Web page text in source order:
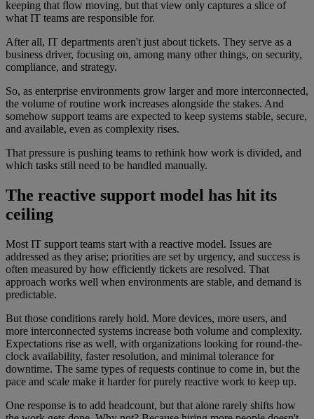
keeping that flow moving, but that view only captures a slice of
what IT teams are responsible for.
After all, IT departments aren't just about tickets. They serve as a
business driver, focusing on, among many other things, on security,
compliance, and strategy.
So, as enterprise environments grow larger and more interconnected,
the volume of routine work increases alongside the stakes. And
somehow support teams are expected to keep systems stable, secure,
and available, even as complexity rises.
That pressure is pushing teams to rethink how work is divided, and
which tasks still need to be handled manually.
The reactive support model has hit its
ceiling
Most IT support teams start with a reactive model. Issues are
addressed as they arise; priorities are set by urgency, and success is
often measured by how efficiently tickets are resolved. That
approach works well when environments are stable, and demand is
predictable.
But those conditions rarely hold. More devices, more users, and
more interconnected systems increase both volume and complexity.
Expectations rise as well, with organizations looking for round-the-
clock availability, faster resolution, and minimal tolerance for
downtime. The same types of requests continue to come in, but the
pace and scale make it harder for purely reactive work to keep up.
One response is to add headcount, but that alone rarely shifts how